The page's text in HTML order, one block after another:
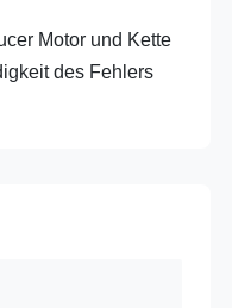
Motor und Kette
des Fehlers